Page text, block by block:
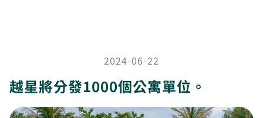
2024-06-22
越星將分發1000個公寓單位。